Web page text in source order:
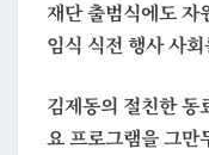
재단 출범식에도 자
임식 식전 행사 사
김제동의 절친한 동
요 프로그램을 그만